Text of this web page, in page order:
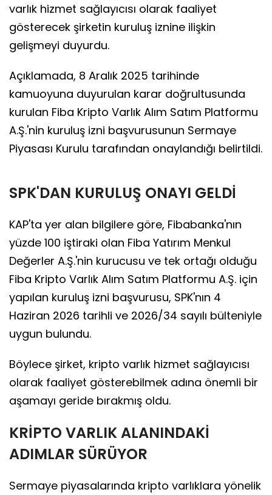
varlık hizmet sağlayıcısı olarak faaliyet
gösterecek şirketin kuruluş iznine ilişkin
gelişmeyi duyurdu.
Açıklamada, 8 Aralık 2025 tarihinde
kamuoyuna duyurulan karar doğrultusunda
kurulan Fiba Kripto Varlık Alım Satım Platformu
A.Ş.'nin kuruluş izni başvurusunun Sermaye
Piyasası Kurulu tarafından onaylandığı belirtildi.
SPK'DAN KURULUŞ ONAYI GELDİ
KAP'ta yer alan bilgilere göre, Fibabanka'nın
yüzde 100 iştiraki olan Fiba Yatırım Menkul
Değerler A.Ş.'nin kurucusu ve tek ortağı olduğu
Fiba Kripto Varlık Alım Satım Platformu A.Ş. için
yapılan kuruluş izni başvurusu, SPK'nın 4
Haziran 2026 tarihli ve 2026/34 sayılı bülteniyle
uygun bulundu.
Böylece şirket, kripto varlık hizmet sağlayıcısı
olarak faaliyet gösterebilmek adına önemli bir
aşamayı geride bırakmış oldu.
KRİPTO VARLIK ALANINDAKİ
ADIMLAR SÜRÜYOR
Sermaye piyasalarında kripto varlıklara yönelik